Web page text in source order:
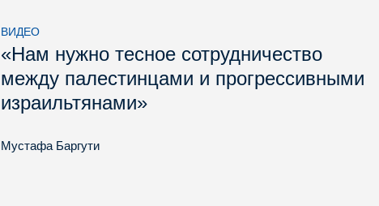
ВИДЕО
«Нам нужно тесное сотрудничество
между палестинцами и прогрессивными
израильтянами»
Мустафа Баргути